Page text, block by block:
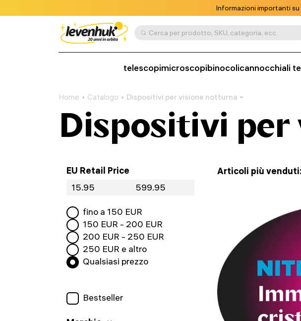
Informazioni importanti
Cerca per prodotto, SKU, categoria, ecc.
telescopimicroscopibinocolicannocchiali
Home Catalogo Dispositivi per visione notturna
Dispositivi
EU Retail Price
fino a 150 EUR
150 EUR - 200 EUR
200 EUR - 250 EUR
250 EUR e altro
Qualsiasi prezzo
Bestseller
Articoli più